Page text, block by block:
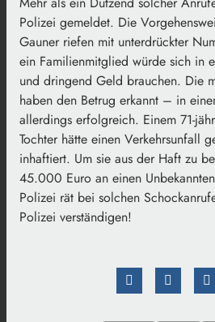
Polizei gemeldet. Die
Gauner riefen mit unterdrückter
ein Familienmitglied würde sich in
und dringend Geld brauchen. Die
haben den Betrug erkannt – in
allerdings erfolgreich. Einem 71-
Tochter hätte einen Verkehrsunfall
inhaftiert. Um sie aus der Haft zu
45.000 Euro an einen
Polizei rät bei solchen
Polizei verständigen!